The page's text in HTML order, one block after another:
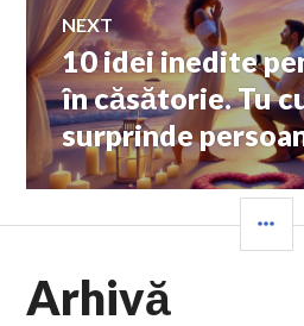
NEXT
Next
post:
10 idei inedite
în căsătorie. Tu
surprinde
Arhivă